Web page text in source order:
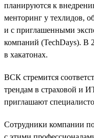
планируются к
менторинг у техлидов,
и с приглашенными
компаний (TechDays). В
в хакатонах.
ВСК стремится
трендам в страховой и
приглашают
Сотрудники компании